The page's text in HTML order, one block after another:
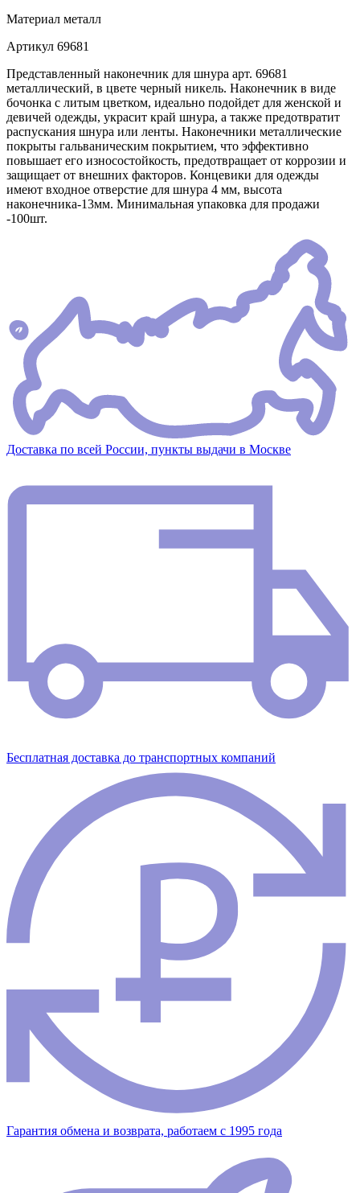
Материал металл
Артикул 69681
Представленный наконечник для шнура арт. 69681
металлический, в цвете черный никель. Наконечник в виде
бочонка с литым цветком, идеально подойдет для женской и
девичей одежды, украсит край шнура, а также предотвратит
распускания шнура или ленты. Наконечники металлические
покрыты гальваническим покрытием, что эффективно
повышает его износостойкость, предотвращает от коррозии и
защищает от внешних факторов. Концевики для одежды
имеют входное отверстие для шнура 4 мм, высота
наконечника-13мм. Минимальная упаковка для продажи
-100шт.
Доставка по всей России, пункты выдачи в Москве
Бесплатная доставка до транспортных компаний
Гарантия обмена и возврата, работаем с 1995 года